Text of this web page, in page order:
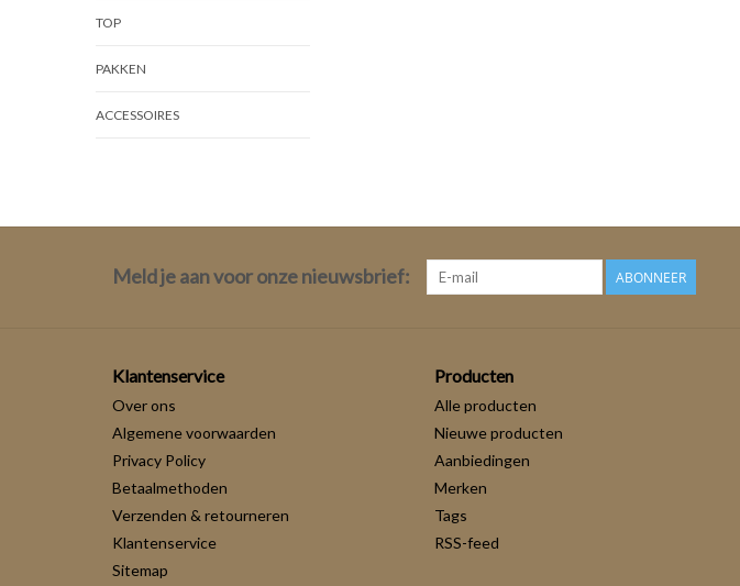
TOP
PAKKEN
ACCESSOIRES
Meld je aan voor onze nieuwsbrief: ABONNEER
Klantenservice
Over ons
Algemene voorwaarden
Privacy Policy
Betaalmethoden
Verzenden & retourneren
Klantenservice
Sitemap
Producten
Alle producten
Nieuwe producten
Aanbiedingen
Merken
Tags
RSS-feed